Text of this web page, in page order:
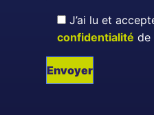
J’ai lu et
confidentialité de